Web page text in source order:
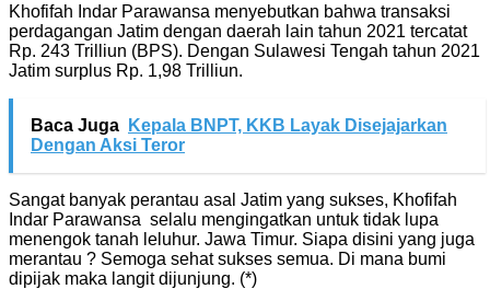
Khofifah Indar Parawansa menyebutkan bahwa transaksi
perdagangan Jatim dengan daerah lain tahun 2021 tercatat
Rp. 243 Trilliun (BPS). Dengan Sulawesi Tengah tahun 2021
Jatim surplus Rp. 1,98 Trilliun.
Baca Juga
Kepala BNPT, KKB Layak Disejajarkan
Dengan Aksi Teror
Sangat banyak perantau asal Jatim yang sukses, Khofifah
Indar Parawansa selalu mengingatkan untuk tidak lupa
menengok tanah leluhur. Jawa Timur. Siapa disini yang juga
merantau ? Semoga sehat sukses semua. Di mana bumi
dipijak maka langit dijunjung. (*)